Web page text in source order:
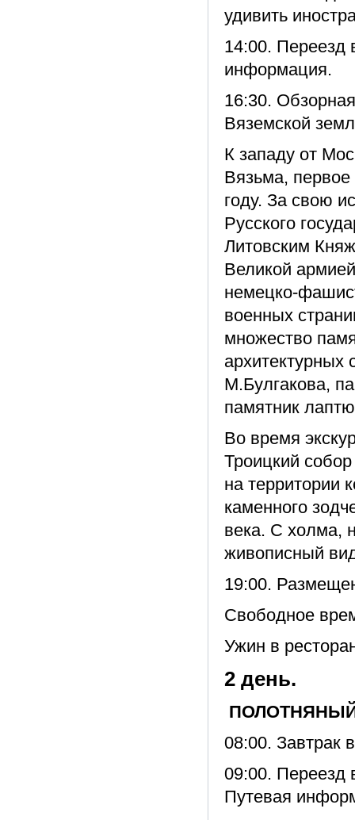
удивить
14:00. Переезд
информация.
16:30.
Вяземской
К западу от
Вязьма,
году. За свою
Русского
Литовским
Великой
немецко-
военных
множество
М.Булгакова,
памятник
Во время
Троицкий
на территории
каменного
века. С холма,
живописный
19:00.
Свободное
Ужин в
2 день.
08:00. Завтрак
09:00. Переезд
Путевая